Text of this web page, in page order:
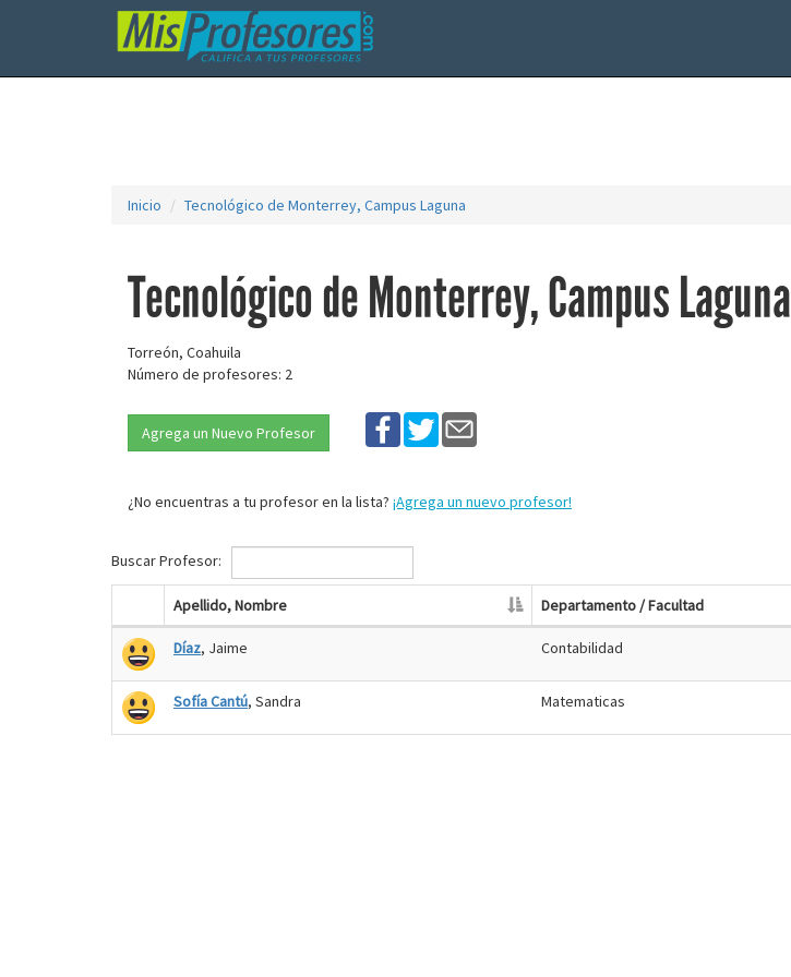
Inicio Tecnológico de Monterrey, Campus Laguna
Tecnológico de Monterrey, Campus Laguna
Torreón, Coahuila
Número de profesores: 2
Agrega un Nuevo Profesor
¿No encuentras a tu profesor en la lista? ¡Agrega un nuevo profesor!
Buscar Profesor:
Apellido, Nombre Departamento / Facultad
Díaz, Jaime Contabilidad
Sofía Cantú, Sandra Matematicas